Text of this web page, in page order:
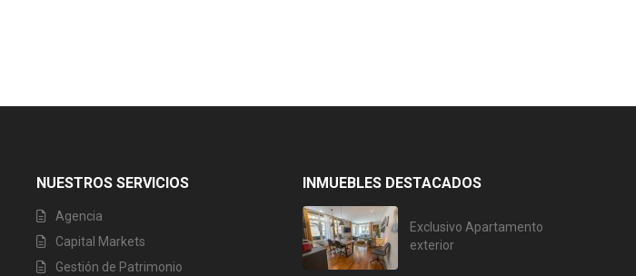
NUESTROS SERVICIOS
Agencia
Capital Markets
Gestión de Patrimonio
INMUEBLES DESTACADOS
Exclusivo Apartamento
exterior